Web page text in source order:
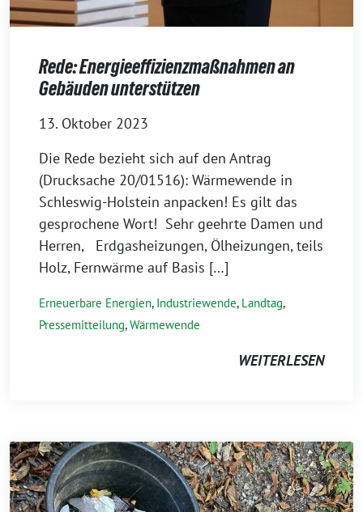
Rede: Energieeffizienzmaßnahmen an
Gebäuden unterstützen
13. Oktober 2023
Die Rede bezieht sich auf den Antrag
(Drucksache 20/01516): Wärmewende in
Schleswig-Holstein anpacken! Es gilt das
gesprochene Wort! Sehr geehrte Damen und
Herren, Erdgasheizungen, Ölheizungen, teils
Holz, Fernwärme auf Basis […]
Erneuerbare Energien, Industriewende, Landtag,
Pressemitteilung,Wärmewende
WEITERLESEN